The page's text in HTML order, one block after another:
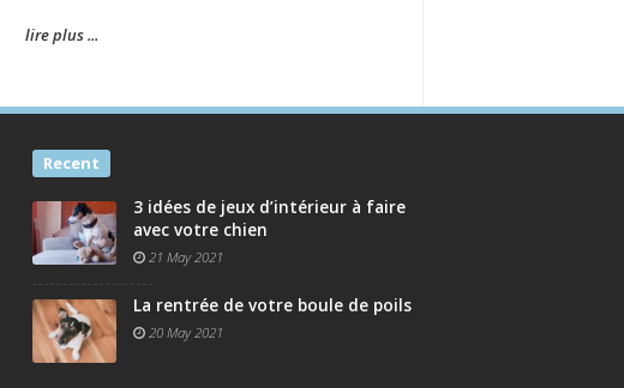
lire plus ...
Recent
3 idées de jeux d’intérieur à faire
avec votre chien
21 May 2021
La rentrée de votre boule de poils
20 May 2021